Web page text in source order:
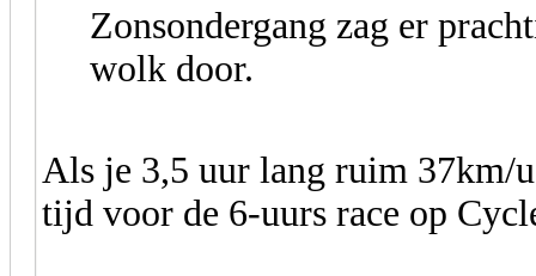
Zonsondergang zag er
wolk door.
Als je 3,5 uur lang ruim 37km/
tijd voor de 6-uurs race op